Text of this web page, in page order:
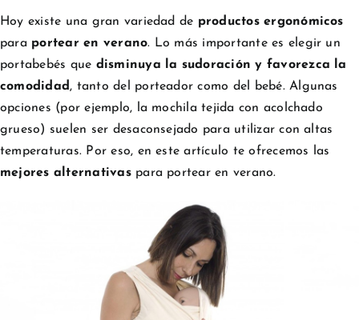
Hoy existe una gran variedad de productos ergonómicos
para portear en verano. Lo más importante es elegir un
portabebés que disminuya la sudoración y favorezca la
comodidad , tanto del porteador como del bebé. Algunas
opciones (por ejemplo, la mochila tejida con acolchado
grueso) suelen ser desaconsejado para utilizar con altas
temperaturas. Por eso, en este artículo te ofrecemos las
mejores alternativaspara portear en verano.